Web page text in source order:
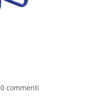
0 commenti